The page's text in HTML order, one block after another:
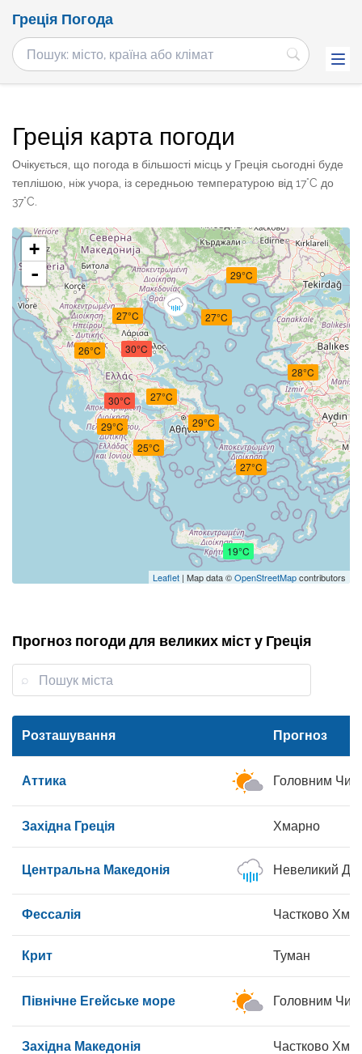
Греція Погода
Греція карта погоди
Очікується, що погода в більшості місць у Греція сьогодні буде
теплішою, ніж учора, із середньою температурою від 17°C до
37°C.
29°C
30°C
30°C
19°C
28°C
27°C 27°C
26°C
25°C
27°C
29°C
29°C
27°C
+
-
Leaflet | Map data ©OpenStreetMapcontributors
Прогноз погоди для великих міст у Греція
Розташування Прогноз
Аттика Головним
Західна Греція Хмарно
Центральна Македонія Невеликий
Фессалія Частково
Крит Туман
Північне Егейське море Головним
Західна Македонія Частково